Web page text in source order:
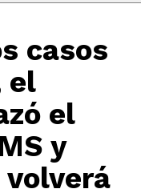
casos
el
el
y